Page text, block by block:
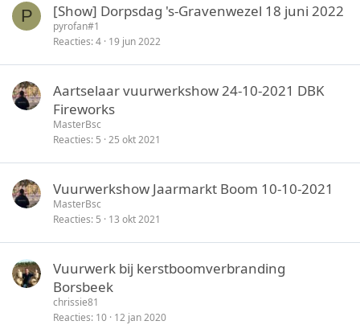
P [Show] Dorpsdag 's-Gravenwezel 18 juni 2022
pyrofan#1
Reacties 4 19 jun 2022
Aartselaar vuurwerkshow 24-10-2021 DBK
Fireworks
MasterBsc
Reacties 5 25 okt 2021
Vuurwerkshow Jaarmarkt Boom 10-10-2021
MasterBsc
Reacties 5 13 okt 2021
Vuurwerk bij kerstboomverbranding
Borsbeek
chrissie81
Reacties 10 12 jan 2020